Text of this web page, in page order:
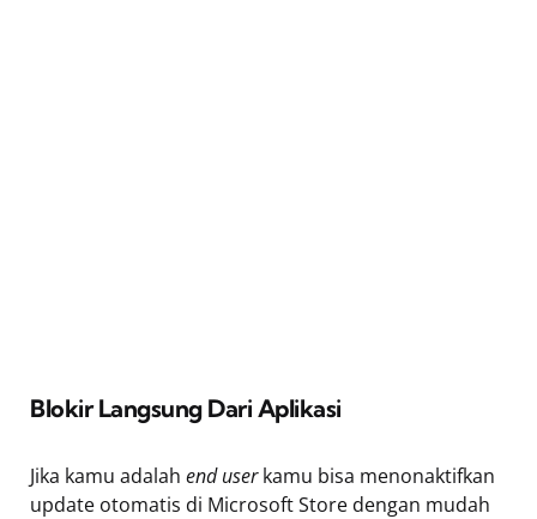
Blokir Langsung Dari Aplikasi
Jika kamu adalah end userkamu bisa menonaktifkan
update otomatis di Microsoft Store dengan mudah